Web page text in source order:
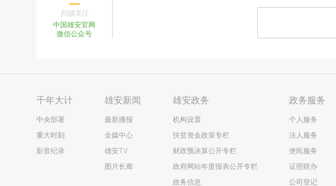
扫描关注
中国雄安官网
微信公众号
千年大计
中央部署
重大时刻
影音纪录
雄安新闻
最新播报
全媒中心
雄安TV
图片长廊
雄安政务
机构设置
扶贫资金政策专栏
财政预决算公开专栏
政府网站年度报表公开专栏
政务信息
政务服务
个人服务
法人服务
便民服务
证照联办
公司登记